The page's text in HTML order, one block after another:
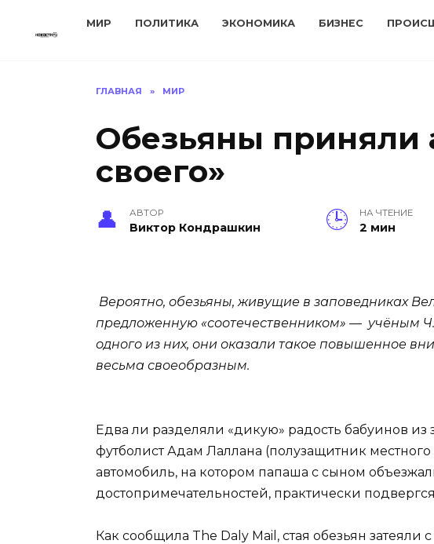
МИР ПОЛИТИКА ЭКОНОМИКА БИЗНЕС
ГЛАВНАЯ » МИР
Обезьяны приняли
своего»
АВТОР
Виктор Кондрашкин
НА ЧТЕНИЕ
2 мин
Вероятно, обезьяны, живущие в заповедниках
предложенную «соотечественником» — учёным
одного из них, они оказали такое повышенное
весьма своеобразным.
Едва ли разделяли «дикую» радость бабуинов
футболист Адам Лаллана (полузащитник
автомобиль, на котором папаша с сыном
достопримечательностей, практически
Как сообщила The Daly Mail, стая обезьян